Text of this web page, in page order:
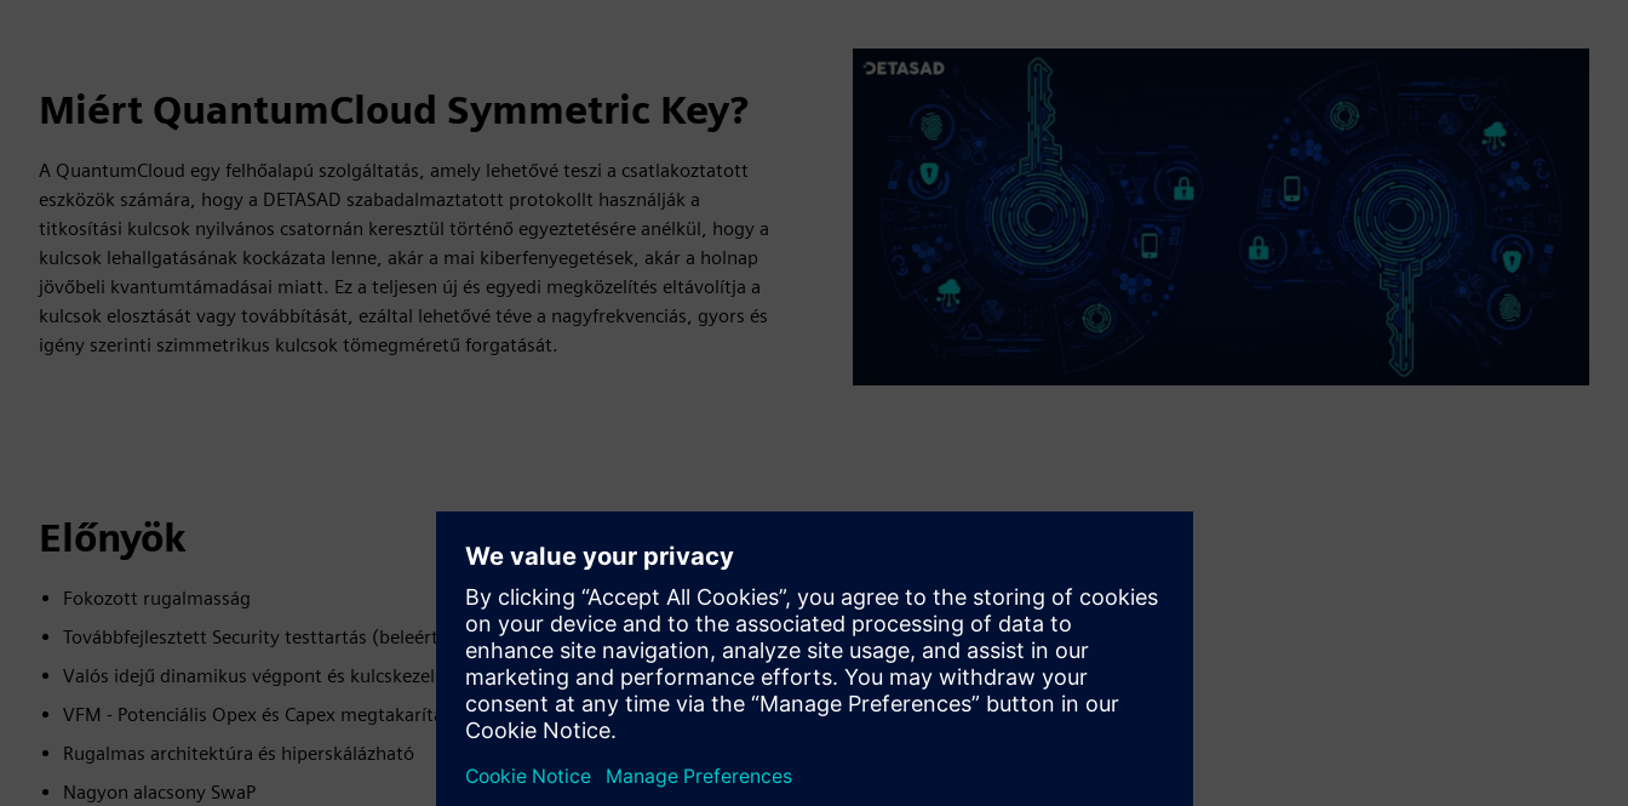
Miért QuantumCloud Symmetric Key?
A QuantumCloud egy felhőalapú szolgáltatás, amely lehetővé teszi a csatlakoztatott
eszközök számára, hogy a DETASAD szabadalmaztatott protokollt használják a
titkosítási kulcsok nyilvános csatornán keresztül történő egyeztetésére anélkül, hogy a
kulcsok lehallgatásának kockázata lenne, akár a mai kiberfenyegetések, akár a holnap
jövőbeli kvantumtámadásai miatt. Ez a teljesen új és egyedi megközelítés eltávolítja a
kulcsok elosztását vagy továbbítását, ezáltal lehetővé téve a nagyfrekvenciás, gyors és
igény szerinti szimmetrikus kulcsok tömegméretű forgatását.
Előnyök
Fokozott rugalmasság
Továbbfejlesztett Security testtartás (beleértve a kvantumfenyegetést)
Valós idejű dinamikus végpont és kulcskezelés
VFM - Potenciális Opex és Capex megtakarítások
Rugalmas architektúra és hiperskálázható
Nagyon alacsony SwaP